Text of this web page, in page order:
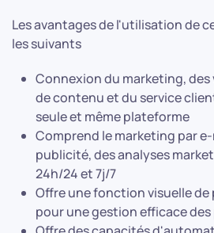
Les avantages de l'utilisation de
les suivants
Connexion du marketing, des
de contenu et du service
seule et même plateforme
Comprend le marketing par
publicité, des analyses
24h/24 et 7j/7
Offre une fonction visuelle de
pour une gestion efficace